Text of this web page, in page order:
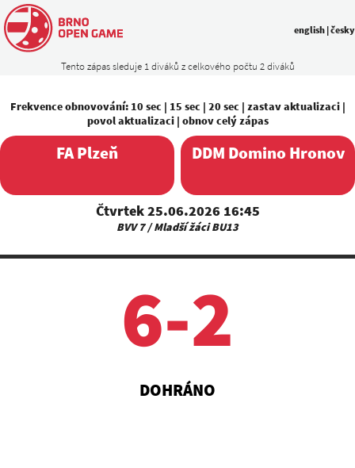
Tento zápas sleduje 1 diváků z celkového počtu 2 diváků
english |česky
Frekvence obnovování: 10 sec | 15 sec | 20 sec | zastav aktualizaci|
povol aktualizaci| obnov celý zápas
FA Plzeň
Čtvrtek 25.06.2026 16:45
BVV 7 / Mladší žáci BU13
DDM Domino Hronov
6-2
DOHRÁNO